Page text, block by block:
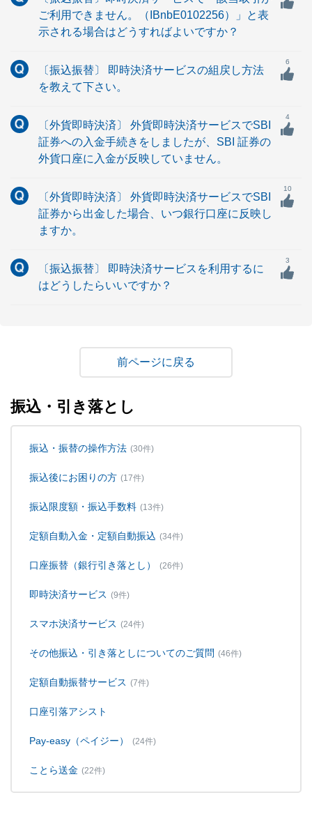
ご利用できません。（IBnbE0102256）」と表
示される場合はどうすればよいですか？
〔振込振替〕 即時決済サービスの組戻し方法
を教えて下さい。
6
〔外貨即時決済〕 外貨即時決済サービスでSBI
証券への入金手続きをしましたが、SBI 証券の
外貨口座に入金が反映していません。
4
〔外貨即時決済〕 外貨即時決済サービスでSBI
証券から出金した場合、いつ銀行口座に反映し
ますか。
10
〔振込振替〕 即時決済サービスを利用するに
はどうしたらいいですか？
3
戻る
振込・引き落とし
振込・振替の操作方法 (30件)
振込後にお困りの方 (17件)
振込限度額・振込手数料 (13件)
定額自動入金・定額自動振込 (34件)
口座振替（銀行引き落とし） (26件)
即時決済サービス (9件)
スマホ決済サービス (24件)
その他振込・引き落としについてのご質問 (46件)
定額自動振替サービス (7件)
口座引落アシスト
Pay-easy（ペイジー） (24件)
ことら送金 (22件)